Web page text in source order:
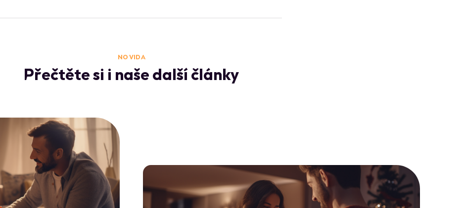
NO VIDA
Přečtěte si i naše další články